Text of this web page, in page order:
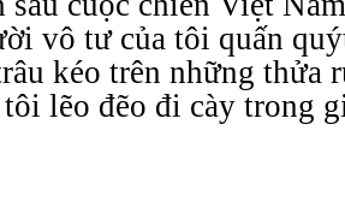
vô tư của tôi quấn
kéo trên những thửa
lẽo đẽo đi cày trong